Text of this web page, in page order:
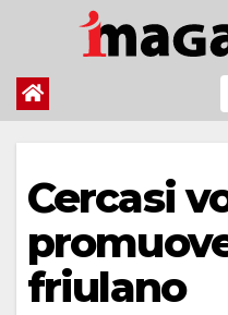
contenuto
Cercasi
friulano